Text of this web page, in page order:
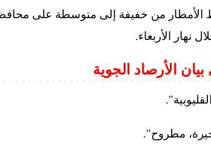
الأمطار من خفيفة إلى متوسطة على
الأربعاء.
بيان الأرصاد الجوية
مطروح".